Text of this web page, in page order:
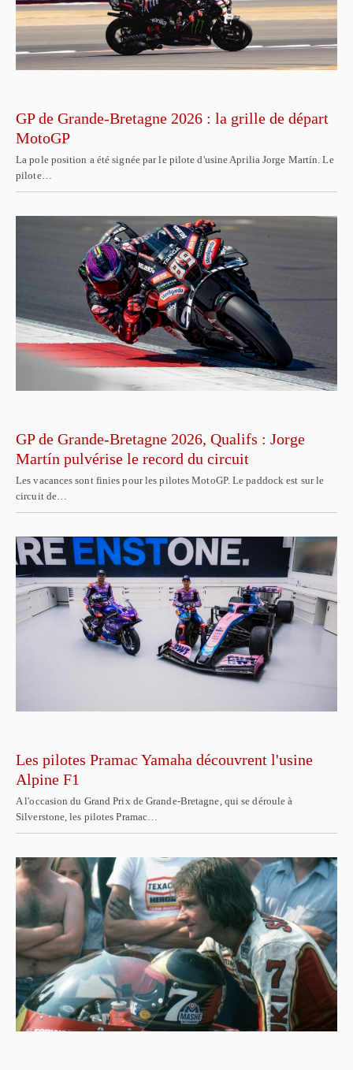
GP de Grande-Bretagne 2026 : la grille de départ
MotoGP
La pole position a été signée par le pilote d'usine Aprilia Jorge Martín. Le
pilote…
GP de Grande-Bretagne 2026, Qualifs : Jorge
Martín pulvérise le record du circuit
Les vacances sont finies pour les pilotes MotoGP. Le paddock est sur le
circuit de…
Les pilotes Pramac Yamaha découvrent l'usine
Alpine F1
A l'occasion du Grand Prix de Grande-Bretagne, qui se déroule à
Silverstone, les pilotes Pramac…